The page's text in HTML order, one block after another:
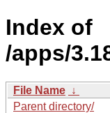
Index of
/apps/
File Name ↓
Parent directory/